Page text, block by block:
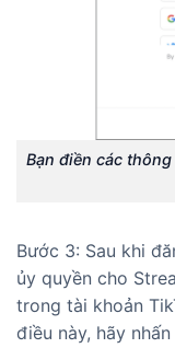
Bạn điền các
Bước 3: Sau khi
ủy quyền cho
trong tài khoản
điều này, hãy